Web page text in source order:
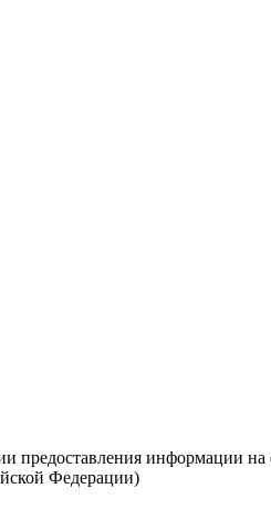
предоставления информации на
Федерации)